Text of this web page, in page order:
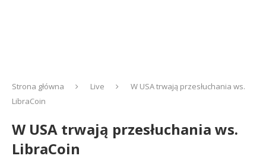
Strona główna Live
W USA trwają przesłuchania ws.
LibraCoin
W USA trwają przesłuchania ws.
LibraCoin